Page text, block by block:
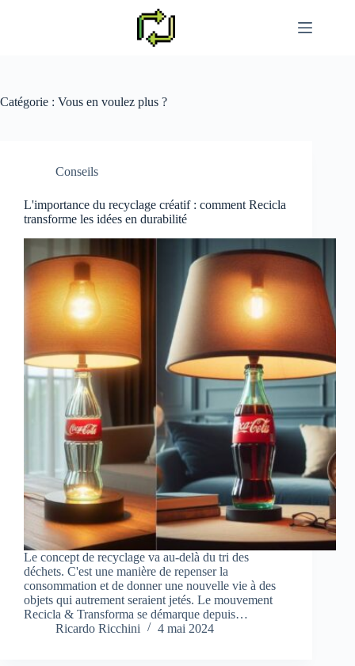
Catégorie : Vous en voulez plus ?
Conseils
L'importance du recyclage créatif : comment Recicla
transforme les idées en durabilité
Le concept de recyclage va au-delà du tri des
déchets. C'est une manière de repenser la
consommation et de donner une nouvelle vie à des
objets qui autrement seraient jetés. Le mouvement
Recicla & Transforma se démarque depuis…
Ricardo Ricchini
4 mai 2024